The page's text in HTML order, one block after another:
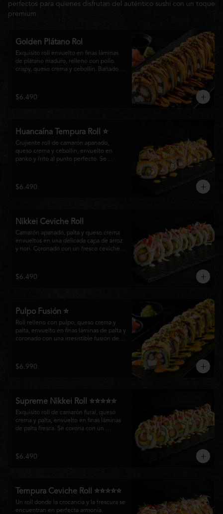
perfectos para quienes disfrutan del auténtico sushi con un toque
premium.
Golden Plátano Rol
Exquisito roll envuelto en finas láminas
de plátano maduro, relleno con pollo
crispy, queso crema y cebollín. Bañado
tostado y cebollín fresco. Una
combinación perfecta entre el dulzor del
$6.490
Huancaína Tempura Roll ⭐
Crujiente roll de camarón apanado,
queso crema y cebollín, envuelto en
panko y frito al punto perfecto. Se
y una sedosa salsa huancaína, finalizada
con toques de pimentón rojo fresco que
$6.490
Nikkei Ceviche Roll
Camarón apanado, palta y queso crema
envueltos en una delicada capa de arroz
y nori. Coronado con un fresco ceviche
creando un equilibrio perfecto entre
frescura, cremosidad y crocancia en cada
$6.490
Pulpo Fusión ⭐
Roll relleno con pulpo, queso crema y
palta, envuelto en finas láminas de palta y
coronado con una irresistible fusión de
láminas de pulpo, ofreciendo una
combinación perfecta entre frescura,
$6.990
Supreme Nikkei Roll ⭐⭐⭐⭐⭐
Exquisito roll de camarón furai, queso
crema y palta, envuelto en finas láminas
de palta fresca. Se corona con un
fusión de texturas, frescura y sabores que
resaltan la esencia del Pacífico.
$6.490
Tempura Ceviche Roll ⭐⭐⭐⭐⭐
Un roll donde la crocancia y la frescura se
encuentran en perfecta armonía.